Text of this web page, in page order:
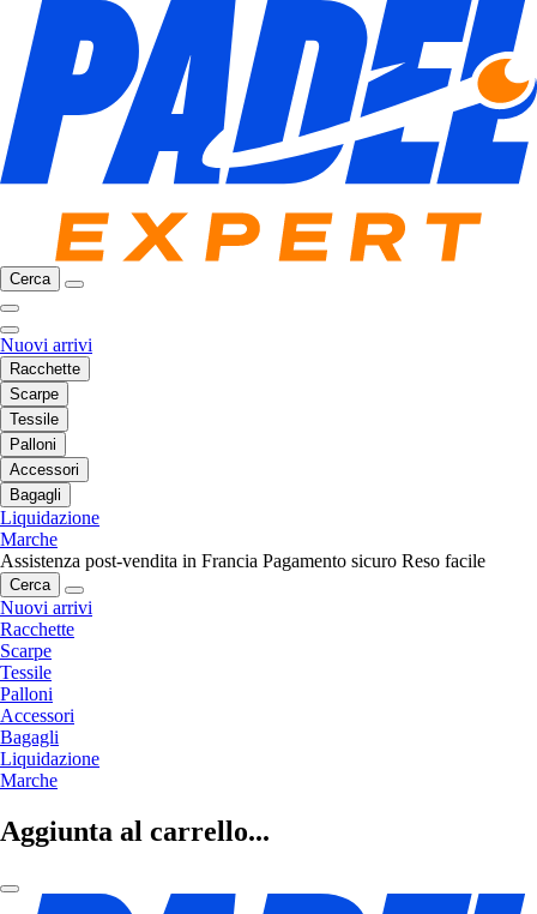
Cerca
Nuovi arrivi
Racchette
Scarpe
Tessile
Palloni
Accessori
Bagagli
Liquidazione
Marche
Assistenza post-vendita in Francia Pagamento sicuro Reso facile
Cerca
Nuovi arrivi
Racchette
Scarpe
Tessile
Palloni
Accessori
Bagagli
Liquidazione
Marche
Aggiunta al carrello...